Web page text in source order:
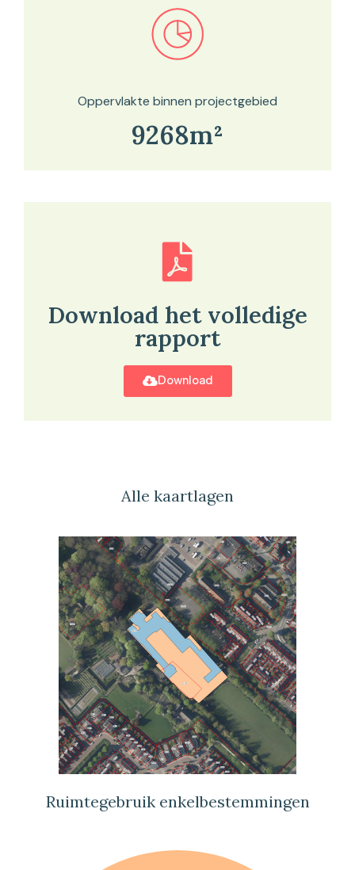
Bekijk in onze kaartviewer
Oppervlakte binnen projectgebied
9268m²
Download het volledige
rapport
Download
Alle kaartlagen
Ruimtegebruik enkelbestemmingen